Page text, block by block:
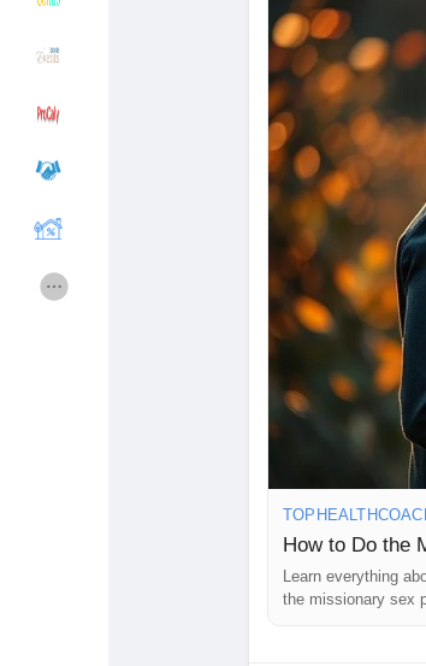
Mes
Mes
Mes
Film
La silver
https://
#missionarypose
#sexpositions
#sexualhealth
#mentips
#couplesgoals
How to Do the
Learn everything
the missionary sex